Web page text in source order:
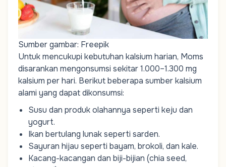
Sumber gambar: Freepik
Untuk mencukupi kebutuhan kalsium harian, Moms
disarankan mengonsumsi sekitar 1.000–1.300 mg
kalsium per hari. Berikut beberapa sumber kalsium
alami yang dapat dikonsumsi:
Susu dan produk olahannya seperti keju dan
yogurt.
Ikan bertulang lunak seperti sarden.
Sayuran hijau seperti bayam, brokoli, dan kale.
Kacang-kacangan dan biji-bijian (chia seed,